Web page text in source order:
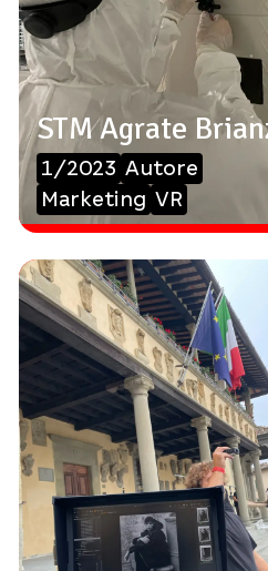
STM Agrate
1/2023 Autore
Marketing VR